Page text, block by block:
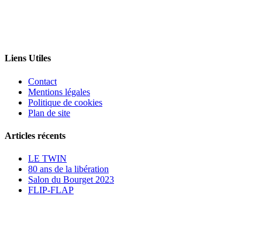
Liens Utiles
Contact
Mentions légales
Politique de cookies
Plan de site
Articles récents
LE TWIN
80 ans de la libération
Salon du Bourget 2023
FLIP-FLAP